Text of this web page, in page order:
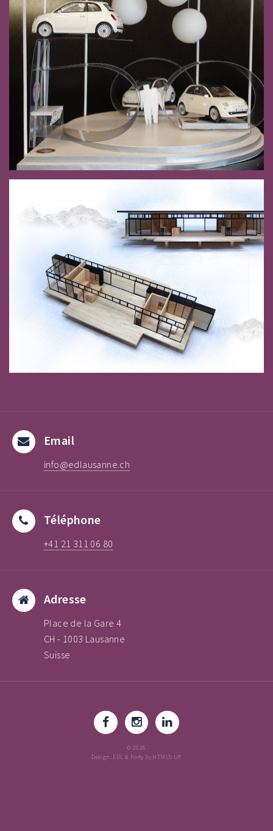
Email
info@edlausanne.ch
Téléphone
+41 21 311 06 80
Adresse
Place de la Gare 4
CH - 1003 Lausanne
Suisse
© 2026
Design: EDL & Forty by HTML5 UP